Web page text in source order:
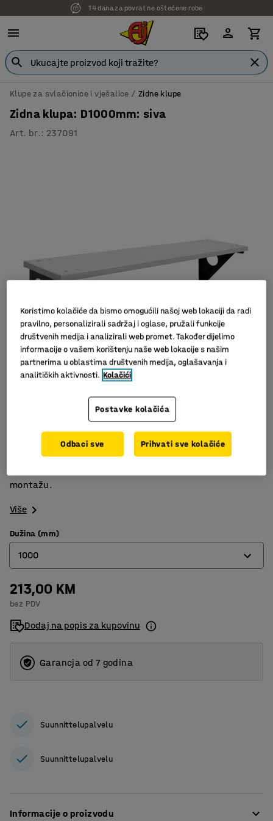
14 dana za povrat ne oštećene robe
Klupe za svlačionice i vješalice Zidne klupe
Zidna klupa: D1000mm: siva
Art. br. : 237091
Crni metalni nosači
Prešani laminat, sivi
Olakšava čišćenje poda
montažu.
Više
Dužina (mm)
1000
1000
1500
2000
213,00 KM
bez PDV
Dodaj na popis za kupovinu
Garancja od 7 godina
Suunnittelupalvelu
Suunnittelupalvelu
Informacije o proizvodu
Koristimo kolačiće da bismo omogućili našoj web lokaciji da radi
pravilno, personalizirali sadržaj i oglase, pružali funkcije
društvenih medija i analizirali web promet. Također dijelimo
informacije o vašem korištenju naše web lokacije s našim
partnerima u oblastima društvenih medija, oglašavanja i
analitičkih aktivnosti. Kolačići
Postavke kolačića
Odbaci sve Prihvati sve kolačiće